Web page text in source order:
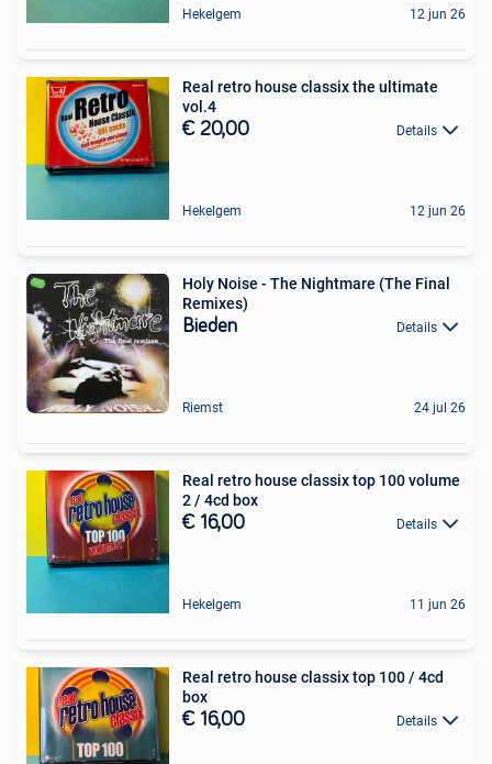
Hekelgem 12 jun 26
Real retro house classix the ultimate
vol.4
€ 20,00 Details
Hekelgem 12 jun 26
Holy Noise - The Nightmare (The Final
Remixes)
Bieden Details
Riemst 24 jul 26
Real retro house classix top 100 volume
2 / 4cd box
€ 16,00 Details
Hekelgem 11 jun 26
Real retro house classix top 100 / 4cd
box
€ 16,00 Details